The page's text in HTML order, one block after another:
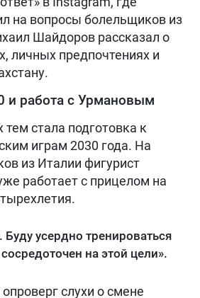
на вопросы болельщиков из
Шайдоров рассказал о
личных предпочтениях и
и работа с Урмановым
стала подготовка к
играм 2030 года. На
из Италии фигурист
работает с прицелом на
Буду усердно тренироваться
на этой цели».
слухи о смене